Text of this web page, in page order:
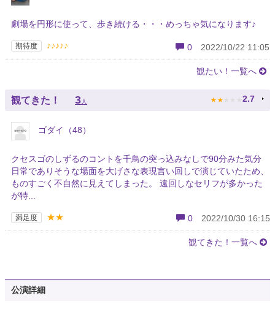
劇場を円形に使って、歩き続ける・・・めっちゃ気になります♪
期待度 ♪♪♪♪♪ 0 2022/10/22 11:05
観たい！一覧へ
観てきた！ 3 人 ★ ★ ★ ★ ★ 2.7
ゴダイ（48）
クセスゴのしずるのコントを千鳥の突っ込みなしで90分みた気分
日常でありそうな場面を大げさな表現言い回しで演じていたため、
ものすごく不自然に見えてしまった。 遠回しなセリフが多かった
が特...
満足度 ★★ 0 2022/10/30 16:15
観てきた！一覧へ
公演詳細